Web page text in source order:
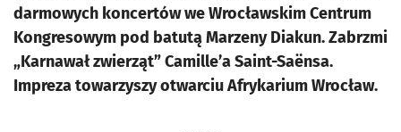
darmowych koncertów we Wrocławskim Centrum
Kongresowym pod batutą Marzeny Diakun. Zabrzmi
„Karnawał zwierząt” Camille’a Saint-Saënsa.
Impreza towarzyszy otwarciu Afrykarium Wrocław.